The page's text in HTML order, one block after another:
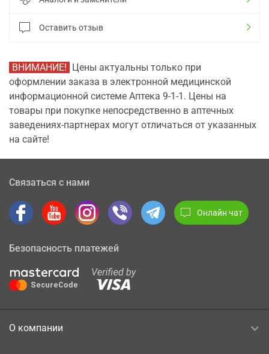
Оставить отзыв
ВНИМАНИЕ! Цены актуальны только при
оформлении заказа в электронной медицинской
информационной системе Аптека 9-1-1. Цены на
товары при покупке непосредственно в аптечных
заведениях-партнерах могут отличаться от указанных
на сайте!
Связаться с нами
Онлайн чат
Безопасность платежей
О компании